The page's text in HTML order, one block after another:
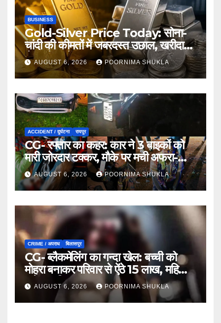
BUSINESS
Gold-Silver Price Today: सोना-
चांदी की कीमतों में जबरदस्त उछाल, खरीदारी
से पहले जानें आज का ताजा भाव…
AUGUST 6, 2026 POORNIMA SHUKLA
ACCIDENT / दुर्घटना रायपुर
CG- रफ्तार का कहर: कार ने 3 बाइकों को
मारी जोरदार टक्कर, मौके पर मची अफरा-
तफरी…
AUGUST 6, 2026 POORNIMA SHUKLA
CRIME / अपराध बिलासपुर
CG- ब्लैकमेलिंग का गन्दा खेल: बच्ची को
मोहरा बनाकर परिवार से ऐंठे 15 लाख, महिला
समेत 9 गिरफ्तार…
AUGUST 6, 2026 POORNIMA SHUKLA